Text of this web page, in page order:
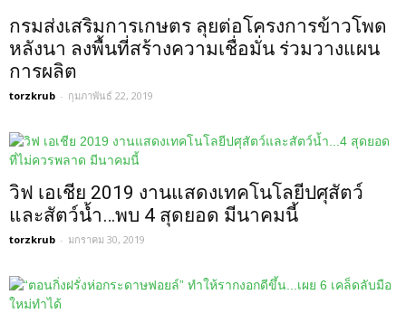
กรมส่งเสริมการเกษตร ลุยต่อโครงการข้าวโพด
หลังนา ลงพื้นที่สร้างความเชื่อมั่น ร่วมวางแผน
การผลิต
torzkrub - กุมภาพันธ์ 22, 2019
วิฟ เอเชีย 2019 งานแสดงเทคโนโลยีปศุสัตว์
และสัตว์น้ำ…พบ 4 สุดยอด มีนาคมนี้
torzkrub - มกราคม 30, 2019